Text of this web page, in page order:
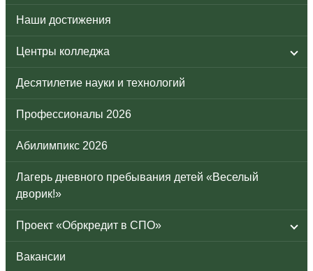
Наши достижения
Центры колледжа
Десятилетие науки и технологий
Профессионалы 2026
Абилимпикс 2026
Лагерь дневного пребывания детей «Веселый
дворик!»
Проект «Обркредит в СПО»
Вакансии